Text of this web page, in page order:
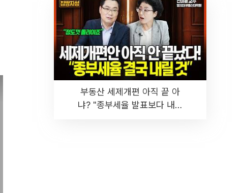
부동산 세제개편 아직 끝 아
냐? "종부세율 발표보다 내릴